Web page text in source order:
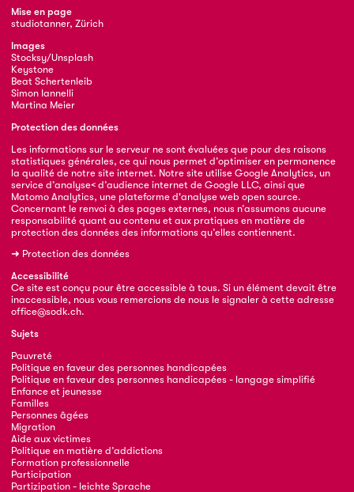
Mise en page
studiotanner, Zürich
Images
Stocksy/Unsplash
Keystone
Beat Schertenleib
Simon Iannelli
Martina Meier
Protection des données
Les informations sur le serveur ne sont évaluées que pour des raisons
statistiques générales, ce qui nous permet d’optimiser en permanence
la qualité de notre site internet. Notre site utilise Google Analytics, un
service d’analyse< d’audience internet de Google LLC, ainsi que
Matomo Analytics, une plateforme d'analyse web open source.
Concernant le renvoi à des pages externes, nous n’assumons aucune
responsabilité quant au contenu et aux pratiques en matière de
protection des données des informations qu’elles contiennent.
➜ Protection des données
Accessibilité
Ce site est conçu pour être accessible à tous. Si un élément devait être
inaccessible, nous vous remercions de nous le signaler à cette adresse
office@sodk.ch.
Sujets
Pauvreté
Politique en faveur des personnes handicapées
Politique en faveur des personnes handicapées - langage simplifié
Enfance et jeunesse
Familles
Personnes âgées
Migration
Aide aux victimes
Politique en matière d’addictions
Formation professionnelle
Participation
Partizipation - leichte Sprache